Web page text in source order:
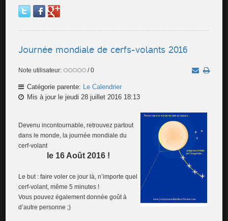
Journée mondiale de cerfs-volants 2016
Note utilisateur: / 0
Catégorie parente: Le Calendrier
Mis à jour le jeudi 28 juillet 2016 18:13
Devenu incontournable, retrouvez partout
dans le monde, la journée mondiale du
cerf-volant
le 16 Août 2016 !
Le but : faire voler ce jour là, n’importe quel
cerf-volant, même 5 minutes !
Vous pouvez également donnée goût à
d’autre personne ;)